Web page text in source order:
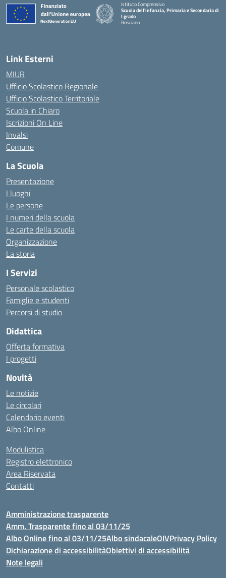
Istituto Comprensivo
Scuola dell'infanzia, Primaria e Secondaria di
I grado
Rosciano
Link Esterni
MIUR
Ufficio Scolastico Regionale
Ufficio Scolastico Territoriale
Scuola in Chiaro
Iscrizioni On Line
Invalsi
Comune
La Scuola
Presentazione
I luoghi
Le persone
I numeri della scuola
Le carte della scuola
Organizzazione
La storia
I Servizi
Personale scolastico
Famiglie e studenti
Percorsi di studio
Didattica
Offerta formativa
I progetti
Novità
Le notizie
Le circolari
Calendario eventi
Albo Online
Modulistica
Registro elettronico
Area Riservata
Contatti
Amministrazione trasparente
Amm. Trasparente fino al 03/11/25
Albo Online fino al 03/11/25Albo sindacaleOIVPrivacy Policy
Dichiarazione di accessibilitàObiettivi di accessibilità
Note legali